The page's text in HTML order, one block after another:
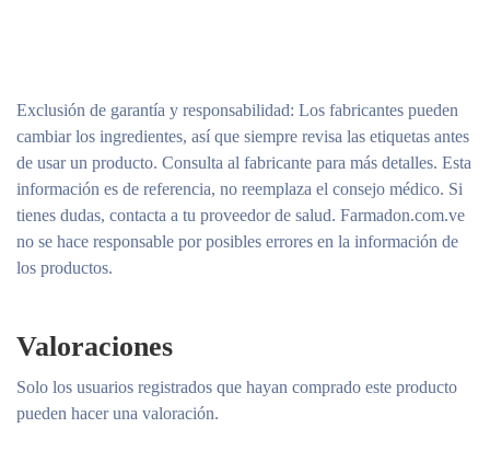
Exclusión de garantía y responsabilidad: Los fabricantes pueden
cambiar los ingredientes, así que siempre revisa las etiquetas antes
de usar un producto. Consulta al fabricante para más detalles. Esta
información es de referencia, no reemplaza el consejo médico. Si
tienes dudas, contacta a tu proveedor de salud. Farmadon.com.ve
no se hace responsable por posibles errores en la información de
los productos.
Valoraciones
Solo los usuarios registrados que hayan comprado este producto
pueden hacer una valoración.